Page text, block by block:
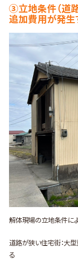
③立地条件（道
追加費用が発生
解体現場の立地条件に
道路が狭い住宅街：大
る